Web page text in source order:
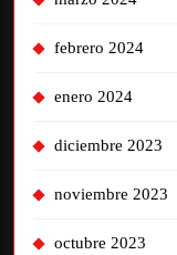
febrero 2024
enero 2024
diciembre 2023
noviembre 2023
octubre 2023